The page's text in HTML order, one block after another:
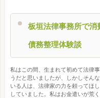
板垣法律事務所で消
債務整理体験談
私はこの間、生まれて初めて法律
うだと思いましたが、しかしそん
いる人は、法律家の力を頼ってほ
していました。私はお金遣いが荒